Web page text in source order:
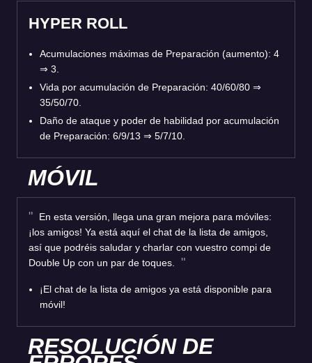
HYPER ROLL
Acumulaciones máximas de Preparación (aumento): 4
⇒ 3.
Vida por acumulación de Preparación: 40/60/80 ⇒
35/50/70.
Daño de ataque y poder de habilidad por acumulación
de Preparación: 6/9/13 ⇒ 5/7/10.
MÓVIL
En esta versión, llega una gran mejora para móviles:
¡los amigos! Ya está aquí el chat de la lista de amigos,
así que podréis saludar y charlar con vuestro compi de
Double Up con un par de toques.
¡El chat de la lista de amigos ya está disponible para
móvil!
RESOLUCIÓN DE